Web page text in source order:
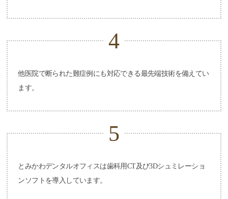
4
他医院で断られた難症例にも対応できる最先端技術を備えてい
ます。
5
とみかわデンタルオフィスは歯科用CT及び3Dシュミレーショ
ンソフト を導入しています。